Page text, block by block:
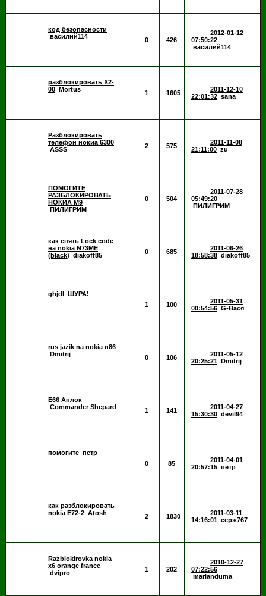
код безопасности
василий114
0 426
2012-01-12
07:50:22
василий114
разблокировать X2-
00
Mortus 1 1605
2011-12-10
22:01:32 sana
Разблокировать
телефон нокиа 6300
ASSS
2 575
2011-11-08
21:11:00 zu
ПОМОГИТЕ
РАЗБЛОКИРОВАТЬ
НОКИА М9
ПИЛИГРИМ
0 504
2011-07-28
05:49:20
ПИЛИГРИМ
как снять Lock code
на nokia N73ME
(black) diakoff85 0 685
2011-06-26
18:58:38 diakoff85
ghjdl
ШУРА!
1
100
2011-05-31
00:54:56 G-Вася
rus jazik na nokia n86
Dmitrij
0 106
2011-05-12
20:25:21
Dmitrij
E66 Анлок
Commander Shepard
1 141
2011-04-27
15:30:30 devil94
помогите петр
0
85
2011-04-01
20:57:15 петр
как разблокировать
nokia E72-2 Atosh 2 1830
2011-03-11
14:16:01 серж767
Razblokirovka nokia
x6 orange france
dvipro
1 202
2010-12-27
07:22:56
marianduma